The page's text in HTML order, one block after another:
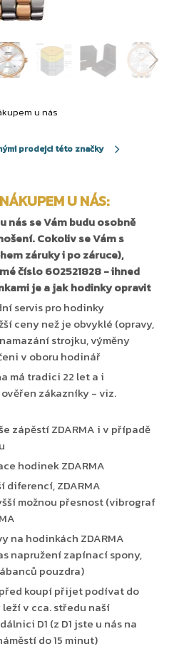
u nás
prodejci této značky
U NÁS:
nás se Vám budu osobně
Cokoliv se Vám s
záruky i po záruce),
číslo 602521828 - ihned
je a jak hodinky opravit
servis pro hodinky
ceny než je obvyklé (opravy,
strojku, výměny
v oboru hodinář
má tradici 22 let a i
zákazníky - viz.
zápěstí ZDARMA i v případě
hodinek ZDARMA
ZDARMA
možnou přesnost (vibrograf
na hodinkách ZDARMA
napružení zapínací spony,
pouzdra)
koupí přijet podívat do
v cca. středu naší
D1 (z D1 jste u nás na
do 15 minut)